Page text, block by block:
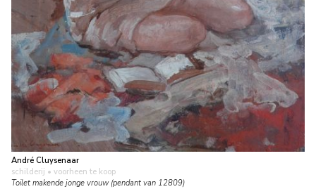
André Cluysenaar
schilderij • voorheen te koop
Toilet makende jonge vrouw (pendant van 12809)